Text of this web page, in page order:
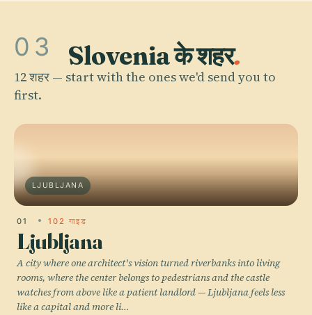
03 Slovenia के शहर.
12 शहर — start with the ones we'd send you to
first.
LJUBLJANA
01 102 गाइड
Ljubljana
A city where one architect's vision turned riverbanks into living
rooms, where the center belongs to pedestrians and the castle
watches from above like a patient landlord — Ljubljana feels less
like a capital and more li…